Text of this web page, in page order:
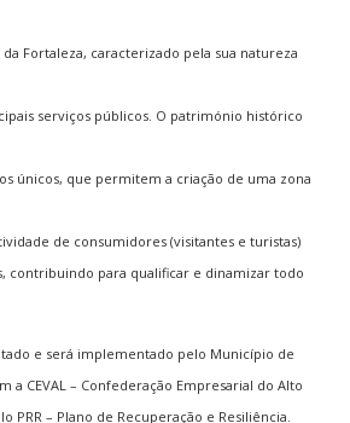
Fortaleza, caracterizado pela sua natureza
serviços públicos. O património histórico
únicos, que permitem a criação de uma zona
de consumidores (visitantes e turistas)
contribuindo para qualificar e dinamizar todo
e será implementado pelo Município de
a CEVAL – Confederação Empresarial do Alto
PRR – Plano de Recuperação e Resiliência.